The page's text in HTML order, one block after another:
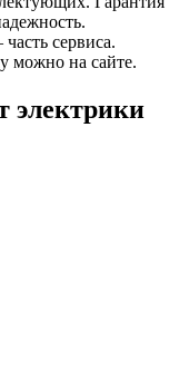
сервиса.
можно на сайте.
электрики